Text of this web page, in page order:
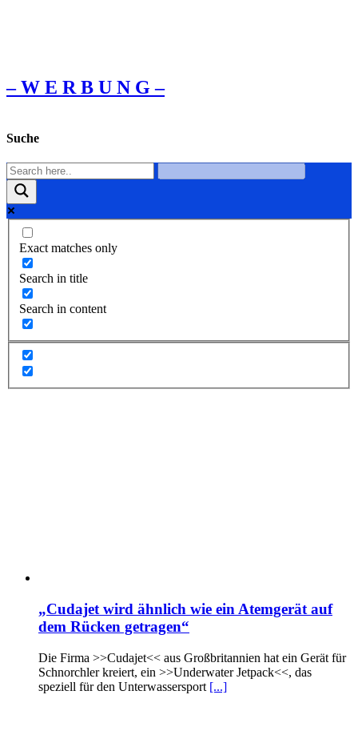
– W Ε R Β U Ν G –
Suche
Exact matches only
Search in title
Search in content
„Cudajet wird ähnlich wie ein Atemgerät auf
dem Rücken getragen“
Die Firma >>Cudajet<< aus Großbritannien hat ein Gerät für
Schnorchler kreiert, ein >>Underwater Jetpack<<, das
speziell für den Unterwassersport [...]